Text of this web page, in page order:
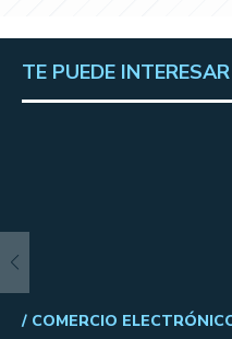
TE PUEDE INTERESAR
/ COMERCIO